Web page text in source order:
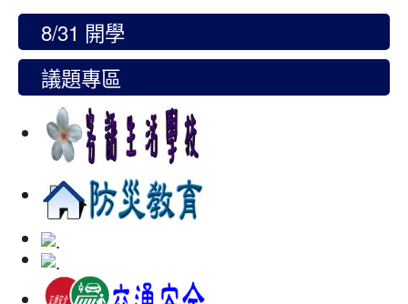
8/31 開學
議題專區